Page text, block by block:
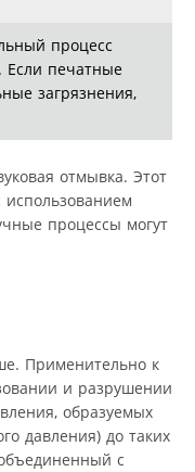
процесс
Если печатные
загрязнения,
отмывка. Этот
процессы могут
Применительно к
и разрушении
образуемых
давления) до таких
с